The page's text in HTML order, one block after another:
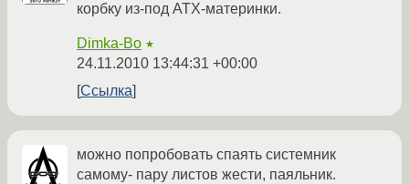
корбку из-под ATX-материнки.
Dimka-Bo ★
24.11.2010 13:44:31 +00:00
Ссылка
можно попробовать спаять системник
самому- пару листов жести, паяльник.